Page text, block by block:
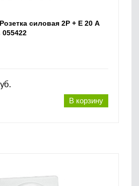
силовая 2P + E 20 А
055422
В корзину